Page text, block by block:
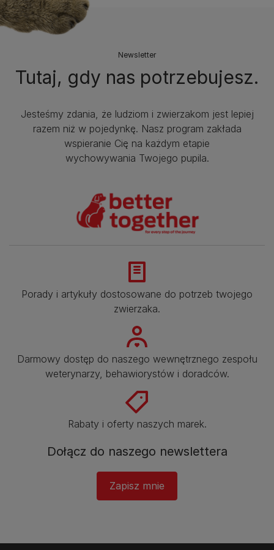
Newsletter
Tutaj, gdy nas potrzebujesz.
Jesteśmy zdania, że ludziom i zwierzakom jest lepiej
razem niż w pojedynkę. Nasz program zakłada
wspieranie Cię na każdym etapie
wychowywania Twojego pupila.
Porady i artykuły dostosowane do potrzeb twojego
zwierzaka.​
Darmowy dostęp do naszego wewnętrznego zespołu
weterynarzy, behawiorystów i doradców.​
Rabaty i oferty naszych marek.​
Dołącz do naszego newslettera​
Zapisz mnie